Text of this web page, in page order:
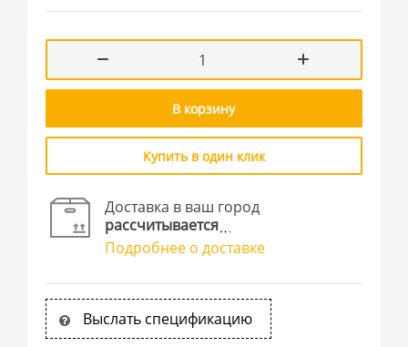
В корзину
Купить в один клик
Доставка в ваш город
рассчитывается
Подробнее о доставке
Выслать спецификацию